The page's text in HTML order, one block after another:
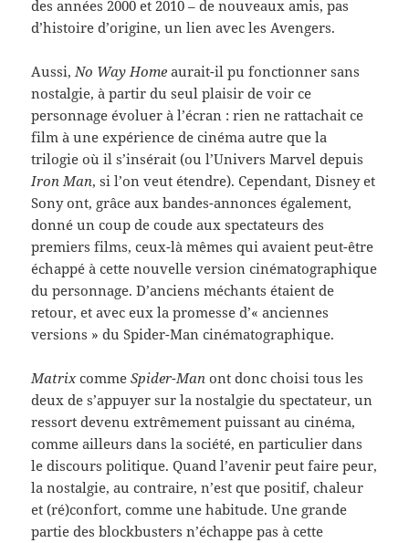
des années 2000 et 2010 – de nouveaux amis, pas
d’histoire d’origine, un lien avec les Avengers.
Aussi,No Way Home aurait-il pu fonctionner sans
nostalgie, à partir du seul plaisir de voir ce
personnage évoluer à l’écran : rien ne rattachait ce
film à une expérience de cinéma autre que la
trilogie où il s’insérait (ou l’Univers Marvel depuis
Iron Man, si l’on veut étendre). Cependant, Disney et
Sony ont, grâce aux bandes-annonces également,
donné un coup de coude aux spectateurs des
premiers films, ceux-là mêmes qui avaient peut-être
échappé à cette nouvelle version cinématographique
du personnage. D’anciens méchants étaient de
retour, et avec eux la promesse d’« anciennes
versions » du Spider-Man cinématographique.
MatrixcommeSpider-Man ont donc choisi tous les
deux de s’appuyer sur la nostalgie du spectateur, un
ressort devenu extrêmement puissant au cinéma,
comme ailleurs dans la société, en particulier dans
le discours politique. Quand l’avenir peut faire peur,
la nostalgie, au contraire, n’est que positif, chaleur
et (ré)confort, comme une habitude. Une grande
partie des blockbusters n’échappe pas à cette